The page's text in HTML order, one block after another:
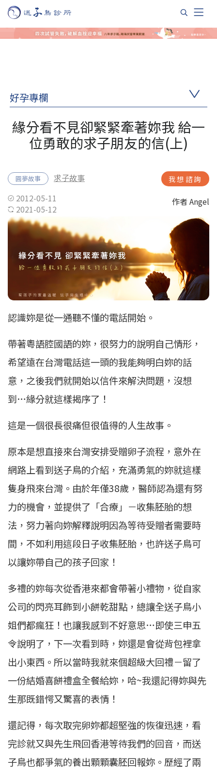
好孕專欄
緣分看不見卻緊緊牽著妳我 給一
位勇敢的求子朋友的信(上)
圓夢故事 求子故事 我想諮詢
2012-05-11
2021-05-12
作者 Angel
認識妳是從一通聽不懂的電話開始。
帶著粵語腔國語的妳，很努力的說明自己情形，
希望遠在台灣電話這一頭的我能夠明白妳的話
意，之後我們就開始以信件來解決問題，沒想
到…緣分就這樣揭序了！
這是一個很長很痛但很值得的人生故事。
原本是想直接來台灣安排受贈卵子流程，意外在
網路上看到送子鳥的介紹，充滿勇氣的妳就這樣
隻身飛來台灣。由於年僅38歲，醫師認為還有努
力的機會，並提供了「合療」－收集胚胎的想
法，努力著向妳解釋說明因為等待受贈者需要時
間，不如利用這段日子收集胚胎，也許送子鳥可
以讓妳帶自己的孩子回家！
多禮的妳每次從香港來都會帶著小禮物，從自家
公司的閃亮耳飾到小餅乾甜點，總讓全送子鳥小
姐們都瘋狂！也讓我感到不好意思…即使三申五
令說明了，下一次看到時，妳還是會從背包裡拿
出小東西。所以當時我就來個超級大回禮－留了
一份結婚喜餅禮盒全餐給妳，哈~我還記得妳與先
生那既錯愕又驚喜的表情！
還記得，每次取完卵妳都超堅強的恢復迅速，看
完診就又與先生飛回香港等待我們的回音，而送
子鳥也都爭氣的養出顆顆囊胚回報妳。歷經了兩